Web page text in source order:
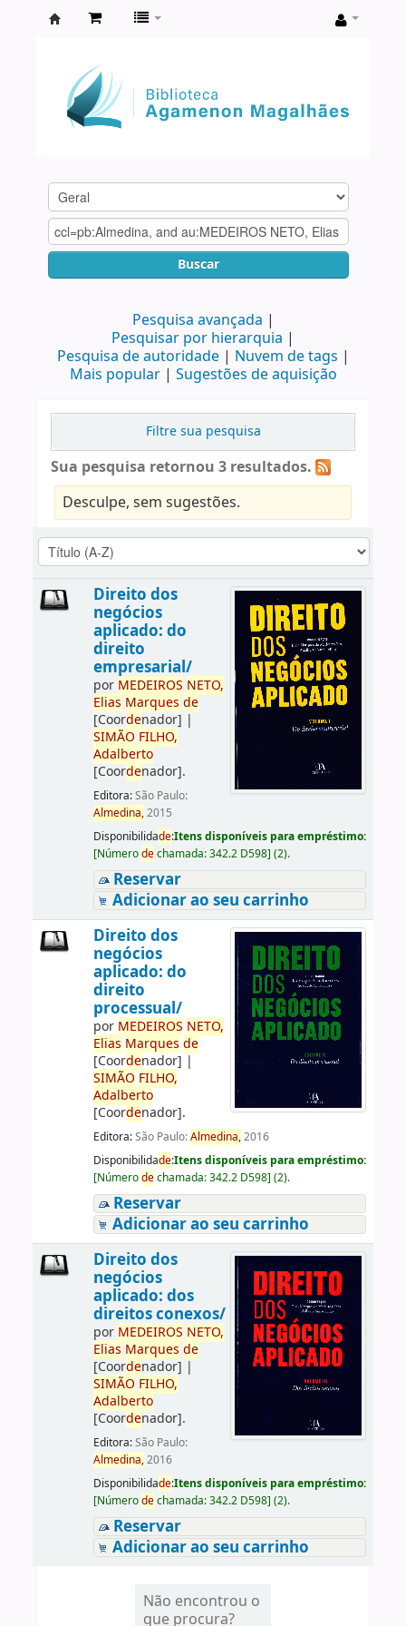
Agamenon
Magalhães
Buscar
Pesquisa avançada
Pesquisar por hierarquia
Pesquisa de autoridade
Nuvem de tags
Mais popular
Sugestões de aquisição
Filtre sua pesquisa
Sua pesquisa retornou 3 resultados.
Desculpe, sem sugestões.
Direito dos
negócios
aplicado: do
direito
empresarial/
por MEDEIROS NETO,
Elias Marques de
[Coordenador] |
SIMÃO FILHO,
Adalberto
[Coordenador].
Editora:São Paulo:
Almedina,2015
Disponibilidade:Itens disponíveis para empréstimo:
[Númerodechamada:342.2 D598] (2).
Reservar
Adicionar ao seu carrinho
Direito dos
negócios
aplicado: do
direito
processual/
por MEDEIROS NETO,
Elias Marques de
[Coordenador] |
SIMÃO FILHO,
Adalberto
[Coordenador].
Editora:São Paulo:Almedina,2016
Disponibilidade:Itens disponíveis para empréstimo:
[Númerodechamada:342.2 D598] (2).
Reservar
Adicionar ao seu carrinho
Direito dos
negócios
aplicado: dos
direitos conexos/
por MEDEIROS NETO,
Elias Marques de
[Coordenador] |
SIMÃO FILHO,
Adalberto
[Coordenador].
Editora:São Paulo:
Almedina,2016
Disponibilidade:Itens disponíveis para empréstimo:
[Númerodechamada:342.2 D598] (2).
Reservar
Adicionar ao seu carrinho
Não encontrou o
que procura?